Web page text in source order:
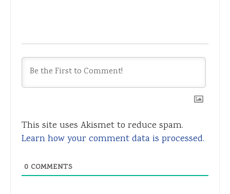
This site uses Akismet to reduce spam.
Learn how your comment data is processed.
0 COMMENTS